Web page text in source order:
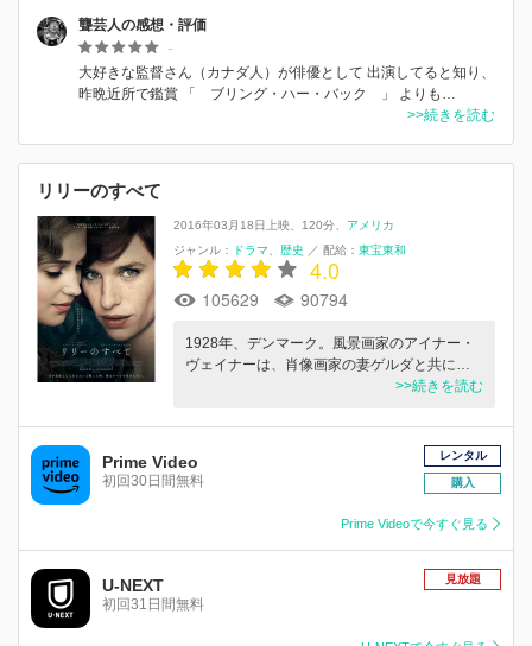
聾芸人の感想・評価
-
大好きな監督さん（カナダ人）が俳優として 出演してると知り、
昨晩近所で鑑賞 「 ブリング・ハー・バック 」 よりも…
>>続きを読む
リリーのすべて
2016年03月18日上映 120分
アメリカ
ジャンル：
ドラマ 歴史 ／ 配給： 東宝東和
4.0
105629 90794
1928年、デンマーク。風景画家のアイナー・
ヴェイナーは、肖像画家の妻ゲルダと共に…
>>続きを読む
Prime Video
初回30日間無料
レンタル
購入
Prime Videoで今すぐ見る
U-NEXT
初回31日間無料
見放題